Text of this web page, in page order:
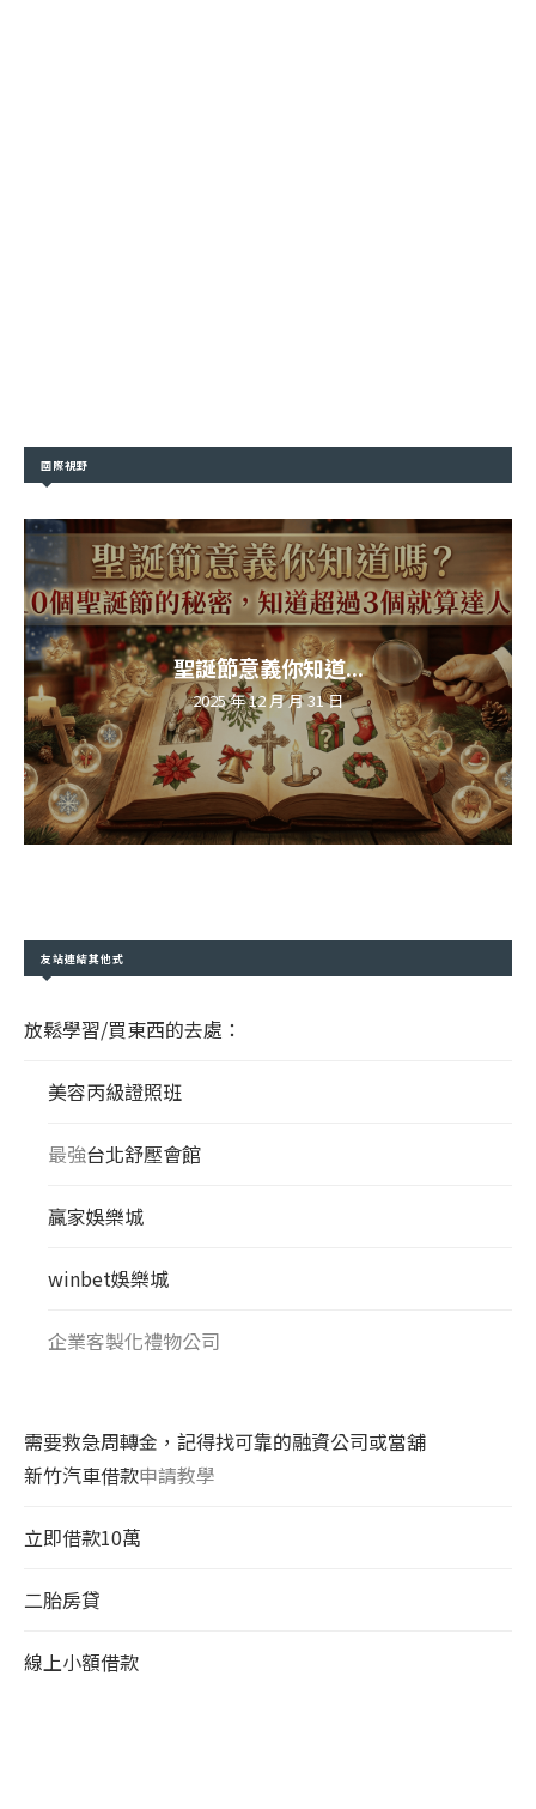
國際視野
聖誕節意義你知道...
2025 年 12 月 月 31 日
友站連結其他式
放鬆學習/買東西的去處：
美容丙級證照班
最強台北舒壓會館
贏家娛樂城
winbet娛樂城
企業客製化禮物公司
需要救急周轉金，記得找可靠的融資公司或當舖
新竹汽車借款申請教學
立即借款10萬
二胎房貸
線上小額借款